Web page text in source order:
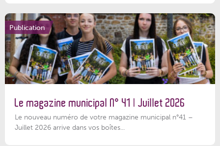
Publication
Le magazine municipal N° 41 | Juillet 2026
Le nouveau numéro de votre magazine municipal n°41 –
Juillet 2026 arrive dans vos boîtes...